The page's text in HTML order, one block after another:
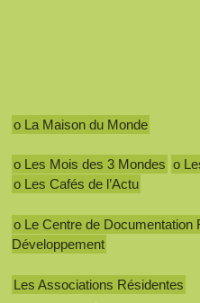
o La Maison du Monde
o Les Mois des 3 Mondes o
o Les Cafés de l’Actu
o Le Centre de Documentation
Développement
Les Associations Résidentes